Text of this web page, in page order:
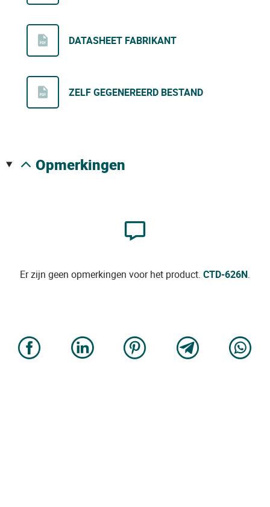
DATASHEET FABRIKANT
ZELF GEGENEREERD BESTAND
opmerkingen
Er zijn geen opmerkingen voor het product. CTD-626N.